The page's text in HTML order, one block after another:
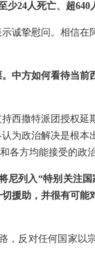
24人死亡、超640
诚挚慰问。相信在
中方如何看待当前
西撒特派团授权延
为政治解决是根本
各方均能接受的政治
列入“特别关注
援助，并很有可能
，反对任何国家以